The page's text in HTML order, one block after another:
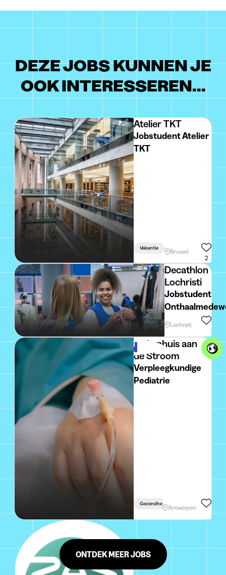
DEZE JOBS KUNNEN JE
OOK INTERESSEREN...
Atelier TKT
Jobstudent Atelier
TKT
Vakantie
Brussel
2
Decathlon
Lochristi
Jobstudent
- Decathlon
Lochristi -
Onmiddellijk
beschikbaar
Lochristi
Ziekenhuis aan
de Stroom
Verpleegkundige
Pediatrie
Gezondheidswetenschappen
Antwerpen
ONTDEK MEER JOBS